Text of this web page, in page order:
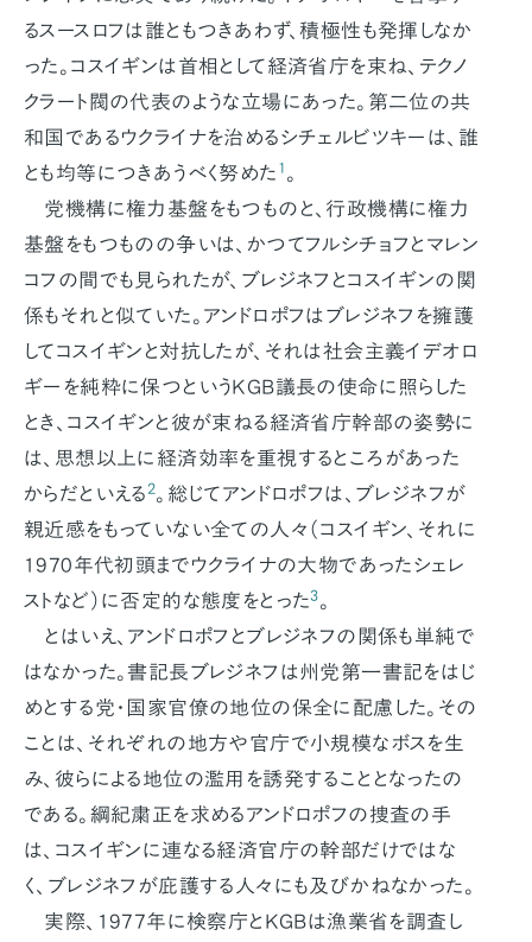
るスースロフは誰ともつきあわず、積極性も発揮しなか
った。コスイギンは首相として経済省庁を束ね、テクノ
クラート閥の代表のような立場にあった。第二位の共
和国であるウクライナを治めるシチェルビツキーは、誰
とも均等につきあうべく努めた 1 。
党機構に権力基盤をもつものと、行政機構に権力
基盤をもつものの争いは、かつてフルシチョフとマレン
コフの間でも見られたが、ブレジネフとコスイギンの関
係もそれと似ていた。アンドロポフはブレジネフを擁護
してコスイギンと対抗したが、それは社会主義イデオロ
ギーを純粋に保つというKGB議長の使命に照らした
とき、コスイギンと彼が束ねる経済省庁幹部の姿勢に
は、思想以上に経済効率を重視するところがあった
からだといえる 2。総じてアンドロポフは、ブレジネフが
親近感をもっていない全ての人々（コスイギン、それに
1970年代初頭までウクライナの大物であったシェレ
ストなど）に否定的な態度をとった3。
とはいえ、アンドロポフとブレジネフの関係も単純で
はなかった。書記長ブレジネフは州党第一書記をはじ
めとする党・国家官僚の地位の保全に配慮した。その
ことは、それぞれの地方や官庁で小規模なボスを生
み、彼らによる地位の濫用を誘発することとなったの
である。綱紀粛正を求めるアンドロポフの捜査の手
は、コスイギンに連なる経済官庁の幹部だけではな
く、ブレジネフが庇護する人々にも及びかねなかった。
実際、1977年に検察庁とKGBは漁業省を調査し